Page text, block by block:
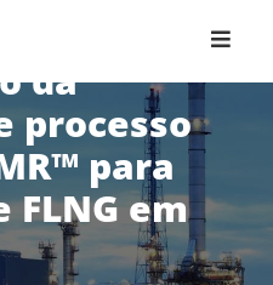
da
processo
para
em